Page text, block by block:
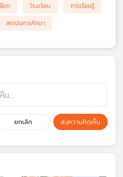
อก โรงเรียน
การเรียนรู้
สถาบันการศึกษา
ยกเลิก ส่งความคิดเห็น